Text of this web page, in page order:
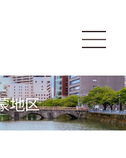
地区